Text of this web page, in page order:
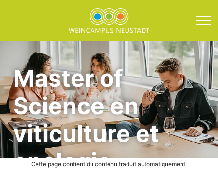
Master of Science en
Master of
Science en
viticulture et
enologie
Cette page contient du contenu traduit automatiquement.